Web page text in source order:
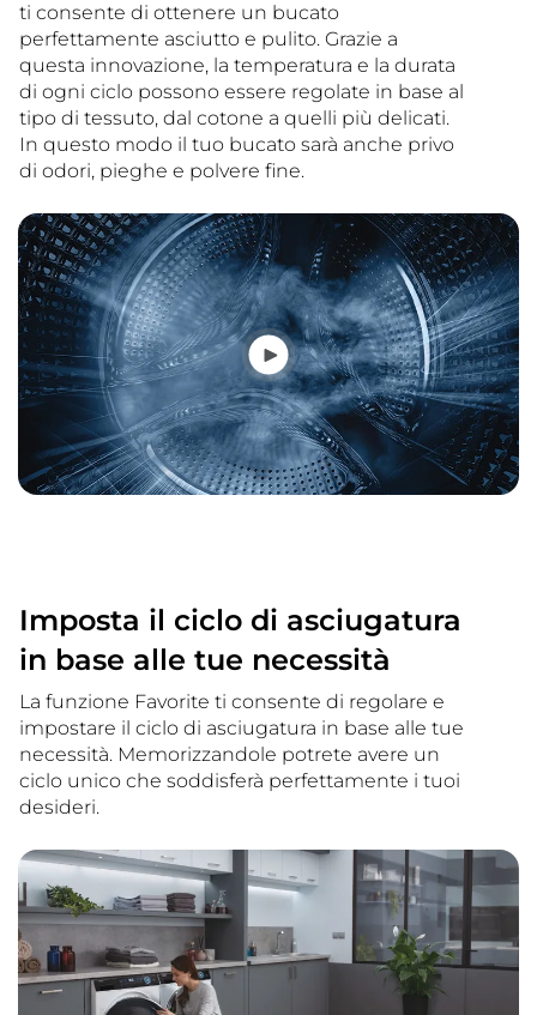
ti consente di ottenere un bucato
perfettamente asciutto e pulito. Grazie a
questa innovazione, la temperatura e la durata
di ogni ciclo possono essere regolate in base al
tipo di tessuto, dal cotone a quelli più delicati.
In questo modo il tuo bucato sarà anche privo
di odori, pieghe e polvere fine.
Imposta il ciclo di asciugatura
in base alle tue necessità
La funzione Favorite ti consente di regolare e
impostare il ciclo di asciugatura in base alle tue
necessità. Memorizzandole potrete avere un
ciclo unico che soddisferà perfettamente i tuoi
desideri.